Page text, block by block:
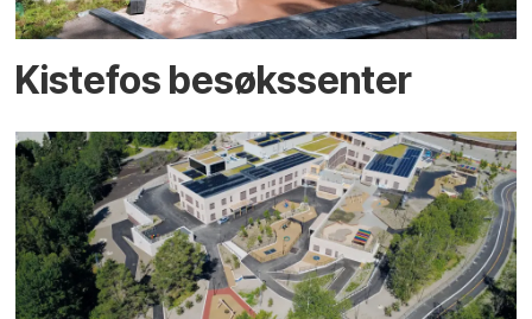
Kistefos besøkssenter